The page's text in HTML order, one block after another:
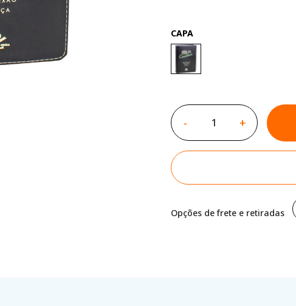
CAPA
- +
Opções de frete e retiradas